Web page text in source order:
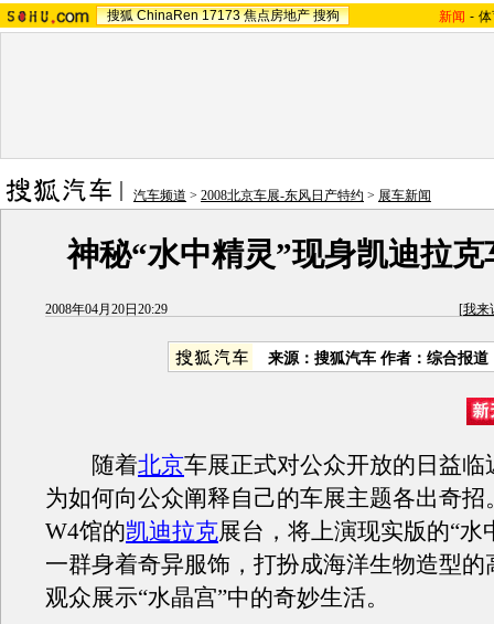
搜狐 ChinaRen 17173 焦点房地产 搜狗 新闻 -
汽车频道 > 2008北京车展-东风日产特约 > 展车新闻
神秘“水中精灵”现身凯迪拉克
2008年04月20日20:29 [我来
来源：搜狐汽车 作者：综合报道
随着北京车展正式对公众开放的日益临
为如何向公众阐释自己的车展主题各出奇招
W4馆的凯迪拉克展台，将上演现实版的“水
一群身着奇异服饰，打扮成海洋生物造型的
观众展示“水晶宫”中的奇妙生活。